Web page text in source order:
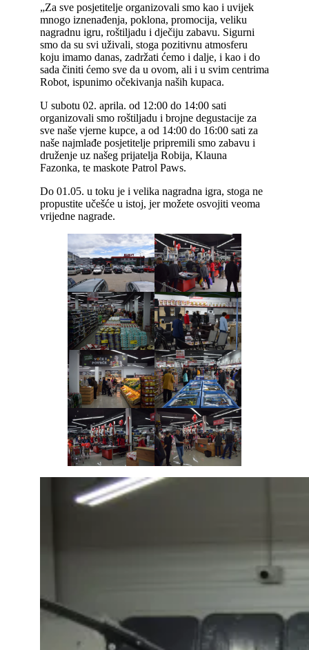
„Za sve posjetitelje organizovali smo kao i uvijek
mnogo iznenađenja, poklona, promocija, veliku
nagradnu igru, roštiljadu i dječiju zabavu. Sigurni
smo da su svi uživali, stoga pozitivnu atmosferu
koju imamo danas, zadržati ćemo i dalje, i kao i do
sada činiti ćemo sve da u ovom, ali i u svim centrima
Robot, ispunimo očekivanja naših kupaca.
U subotu 02. aprila. od 12:00 do 14:00 sati
organizovali smo roštiljadu i brojne degustacije za
sve naše vjerne kupce, a od 14:00 do 16:00 sati za
naše najmlađe posjetitelje pripremili smo zabavu i
druženje uz našeg prijatelja Robija, Klauna
Fazonka, te maskote Patrol Paws.
Do 01.05. u toku je i velika nagradna igra, stoga ne
propustite učešće u istoj, jer možete osvojiti veoma
vrijedne nagrade.